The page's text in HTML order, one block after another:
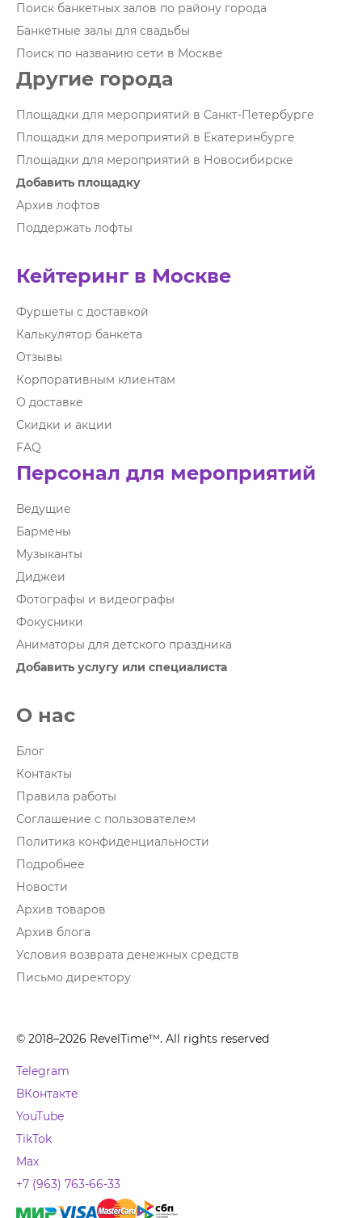
Поиск банкетных залов по району города
Банкетные залы для свадьбы
Поиск по названию сети в Москве
Другие города
Площадки для мероприятий в Санкт-Петербурге
Площадки для мероприятий в Екатеринбурге
Площадки для мероприятий в Новосибирске
Добавить площадку
Архив лофтов
Поддержать лофты
Кейтеринг в Москве
Фуршеты с доставкой
Калькулятор банкета
Отзывы
Корпоративным клиентам
О доставке
Скидки и акции
FAQ
Персонал для мероприятий
Ведущие
Бармены
Музыканты
Диджеи
Фотографы и видеографы
Фокусники
Аниматоры для детского праздника
Добавить услугу или специалиста
О нас
Блог
Контакты
Правила работы
Соглашение с пользователем
Политика конфиденциальности
Подробнее
Новости
Архив товаров
Архив блога
Условия возврата денежных средств
Письмо директору
© 2018–2026 RevelTime™. All rights reserved
Telegram
ВКонтакте
YouTube
TikTok
Max
+7 (963) 763-66-33